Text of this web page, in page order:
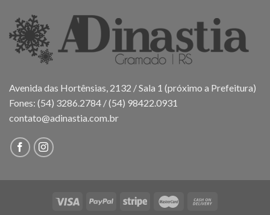
Avenida das Hortênsias, 2132 / Sala 1 (próximo a Prefeitura)
Fones: (54) 3286.2784 / (54) 98422.0931
contato@adinastia.com.br